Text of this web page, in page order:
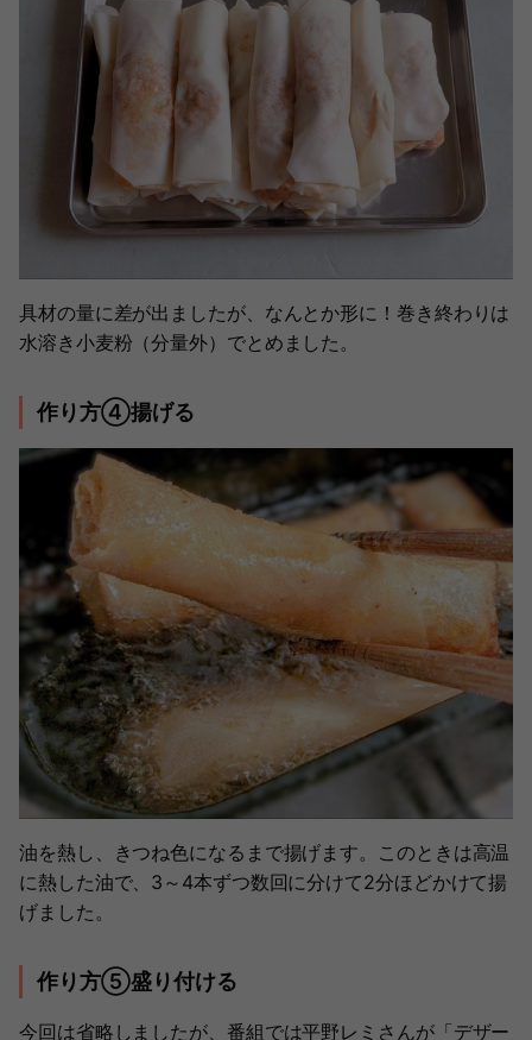
具材の量に差が出ましたが、なんとか形に！巻き終わりは
水溶き小麦粉（分量外）でとめました。
作り方④揚げる
油を熱し、きつね色になるまで揚げます。このときは高温
に熱した油で、3～4本ずつ数回に分けて2分ほどかけて揚
げました。
作り方⑤盛り付ける
今回は省略しましたが、番組では平野レミさんが「デザー